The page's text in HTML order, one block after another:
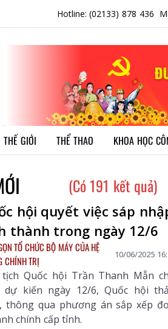
Hotline: (02133) 878 436
THẾ GIỚI THỂ THAO KHOA HỌC
(Có 191 kết quả)
hội quyết việc sáp
thành trong ngày 12/6
TỔ CHỨC BỘ MÁY CỦA HỆ
CHÍNH TRỊ
10/06/2025
tịch Quốc hội Trần Thanh Mẫn
dự kiến ngày 12/6, Quốc hội
thông qua phương án sắp xếp
chính cấp tỉnh.